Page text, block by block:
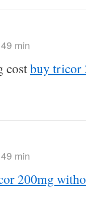
min
costbuy tricor
min
200mg